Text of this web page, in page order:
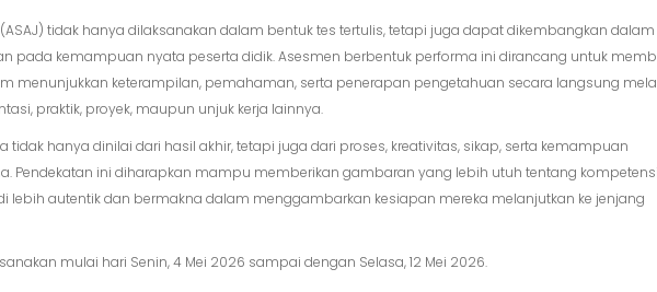
tidak hanya dilaksanakan dalam bentuk tes tertulis, tetapi juga dapat dikembangkan
pada kemampuan nyata peserta didik. Asesmen berbentuk performa ini dirancang untuk
menunjukkan keterampilan, pemahaman, serta penerapan pengetahuan secara langsung
praktik, proyek, maupun unjuk kerja lainnya.
tidak hanya dinilai dari hasil akhir, tetapi juga dari proses, kreativitas, sikap, serta kemampuan
Pendekatan ini diharapkan mampu memberikan gambaran yang lebih utuh tentang
lebih autentik dan bermakna dalam menggambarkan kesiapan mereka melanjutkan ke jenjang
mulai hari Senin, 4 Mei 2026 sampai dengan Selasa, 12 Mei 2026.